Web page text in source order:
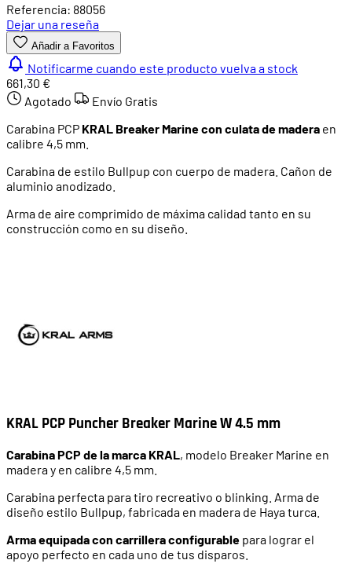
Referencia: 88056
Dejar una reseña
Añadir a Favoritos
Notificarme cuando este producto vuelva a stock
661,30 €
Agotado
Envío Gratis
Carabina PCP KRAL Breaker Marine con culata de madera en
calibre 4,5 mm.
Carabina de estilo Bullpup con cuerpo de madera. Cañon de
aluminio anodizado.
Arma de aire comprimido de máxima calidad tanto en su
construcción como en su diseño.
KRAL PCP Puncher Breaker Marine W 4.5 mm
Carabina PCP de la marca KRAL, modelo Breaker Marine en
madera y en calibre 4,5 mm.
Carabina perfecta para tiro recreativo o blinking. Arma de
diseño estilo Bullpup, fabricada en madera de Haya turca.
Arma equipada con carrillera configurable para lograr el
apoyo perfecto en cada uno de tus disparos.